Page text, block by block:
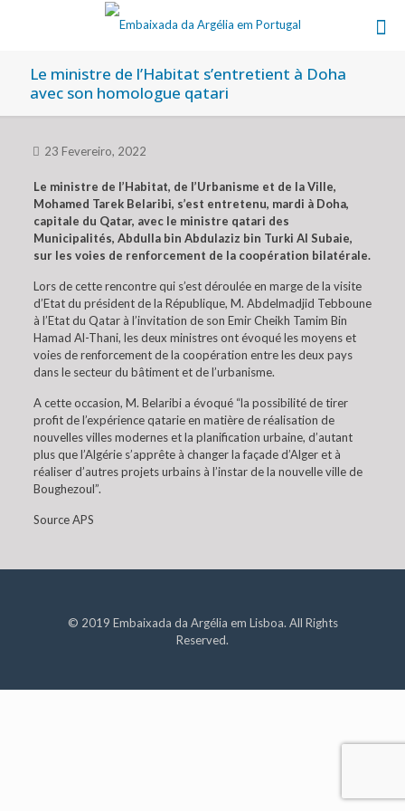
Le ministre de l’Habitat s’entretient à Doha
avec son homologue qatari
23 Fevereiro, 2022
Le ministre de l’Habitat, de l’Urbanisme et de la Ville,
Mohamed Tarek Belaribi, s’est entretenu, mardi à Doha,
capitale du Qatar, avec le ministre qatari des
Municipalités, Abdulla bin Abdulaziz bin Turki Al Subaie,
sur les voies de renforcement de la coopération bilatérale.
Lors de cette rencontre qui s’est déroulée en marge de la visite
d’Etat du président de la République, M. Abdelmadjid Tebboune
à l’Etat du Qatar à l’invitation de son Emir Cheikh Tamim Bin
Hamad Al-Thani, les deux ministres ont évoqué les moyens et
voies de renforcement de la coopération entre les deux pays
dans le secteur du bâtiment et de l’urbanisme.
A cette occasion, M. Belaribi a évoqué “la possibilité de tirer
profit de l’expérience qatarie en matière de réalisation de
nouvelles villes modernes et la planification urbaine, d’autant
plus que l’Algérie s’apprête à changer la façade d’Alger et à
réaliser d’autres projets urbains à l’instar de la nouvelle ville de
Boughezoul”.
Source APS
© 2019 Embaixada da Argélia em Lisboa. All Rights
Reserved.